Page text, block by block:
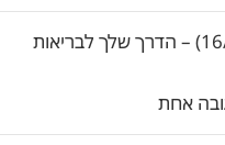
צום לסירוגין (דיאטת 16/8) – הדרך שלך לבריאות
אחת